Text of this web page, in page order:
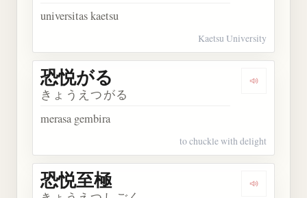
universitas kaetsu
Kaetsu University
Dengarkan
恐悦がる
きょうえつがる
merasa gembira
to chuckle with delight
Dengarkan
恐悦至極